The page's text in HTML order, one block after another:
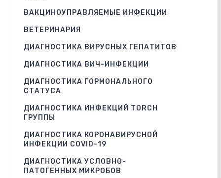
ВАКЦИНОУПРАВЛЯЕМЫЕ ИНФЕКЦИИ
ВЕТЕРИНАРИЯ
ДИАГНОСТИКА ВИРУСНЫХ ГЕПАТИТОВ
ДИАГНОСТИКА ВИЧ-ИНФЕКЦИИ
ДИАГНОСТИКА ГОРМОНАЛЬНОГО
СТАТУСА
ДИАГНОСТИКА ИНФЕКЦИЙ TORCH
ГРУППЫ
ДИАГНОСТИКА КОРОНАВИРУСНОЙ
ИНФЕКЦИИ COVID-19
ДИАГНОСТИКА УСЛОВНО-
ПАТОГЕННЫХ МИКРОБОВ